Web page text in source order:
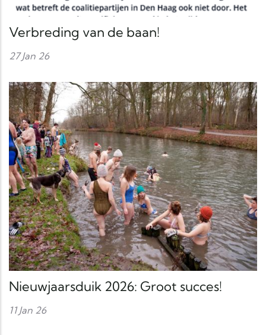
Verbreding van de baan!
27 Jan 26
Nieuwjaarsduik 2026: Groot succes!
11 Jan 26